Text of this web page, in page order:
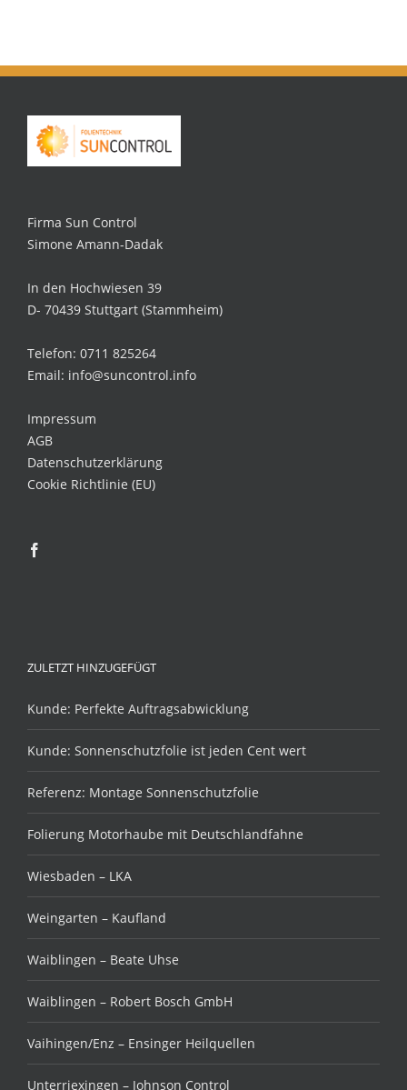
Firma Sun Control
Simone Amann-Dadak
In den Hochwiesen 39
D- 70439 Stuttgart (Stammheim)
Telefon: 0711 825264
Email: info@suncontrol.info
Impressum
AGB
Datenschutzerklärung
Cookie Richtlinie (EU)
ZULETZT HINZUGEFÜGT
Kunde: Perfekte Auftragsabwicklung
Kunde: Sonnenschutzfolie ist jeden Cent wert
Referenz: Montage Sonnenschutzfolie
Folierung Motorhaube mit Deutschlandfahne
Wiesbaden – LKA
Weingarten – Kaufland
Waiblingen – Beate Uhse
Waiblingen – Robert Bosch GmbH
Vaihingen/Enz – Ensinger Heilquellen
Unterriexingen – Johnson Control